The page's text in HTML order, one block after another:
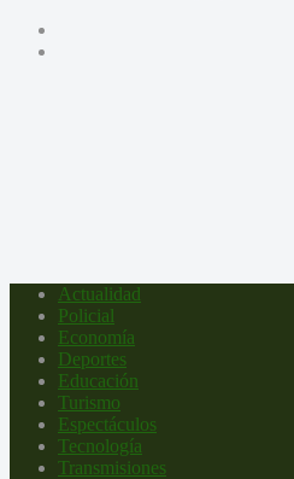
Actualidad
Policial
Economía
Deportes
Educación
Turismo
Espectáculos
Tecnología
Transmisiones